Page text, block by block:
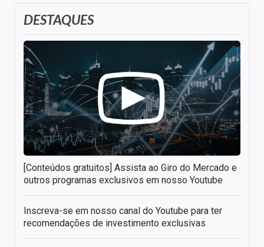
DESTAQUES
[Conteúdos gratuitos] Assista ao Giro do Mercado e
outros programas exclusivos em nosso Youtube
Inscreva-se em nosso canal do Youtube para ter
recomendações de investimento exclusivas